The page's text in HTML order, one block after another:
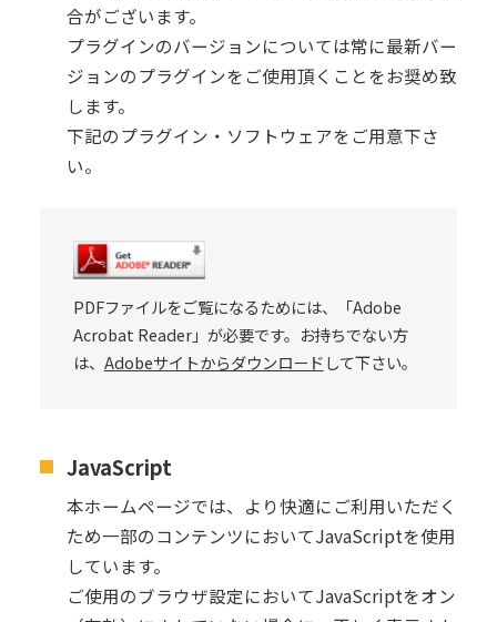
合がございます。
プラグインのバージョンについては常に最新バー
ジョンのプラグインをご使用頂くことをお奨め致
します。
下記のプラグイン・ソフトウェアをご用意下さ
い。
PDFファイルをご覧になるためには、「Adobe
Acrobat Reader」が必要です。 お持ちでない方
は、 Adobeサイトからダウンロードして下さい。
JavaScript
本ホームページでは、より快適にご利用いただく
ため一部のコンテンツにおいてJavaScriptを使用
しています。
ご使用のブラウザ設定においてJavaScriptをオン